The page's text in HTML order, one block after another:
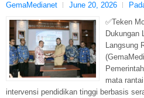
GemaMedianet June 20, 2026
✅Teken
Dukungan
Langsung
mata
intervensi pendidikan tinggi berbasis